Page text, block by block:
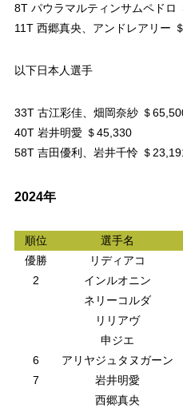
8T パウラマルティンサムペドロ
11T 西郷真央、アンドレアリー
以下日本人選手
33T 古江彩佳、畑岡奈紗 ＄
40T 岩井明愛 ＄45,330
58T 吉田優利、岩井千怜 ＄
2024年
順位 選手名
優勝
リディアコ
2
インルオニン
ネリーコルダ
リリアヴ
申ジエ
6
アリヤジュタヌガーン
7
岩井明愛
西郷真央